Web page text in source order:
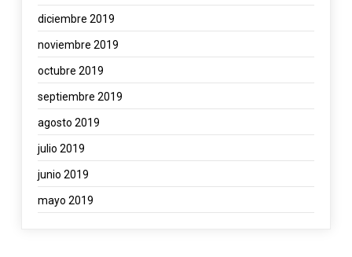
diciembre 2019
noviembre 2019
octubre 2019
septiembre 2019
agosto 2019
julio 2019
junio 2019
mayo 2019